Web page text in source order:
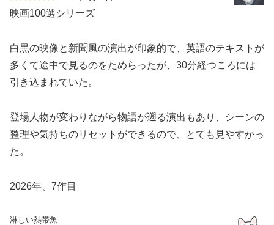
映画100選シリーズ
白黒の映像と新聞風の演出が印象的で、英語のテキストが
多くて途中で見るのをためらったが、30分経つころには
引き込まれていた。
登場人物が変わりながら物語が遡る演出もあり、シーンの
整理や気持ちのリセットができるので、とても見やすかっ
た。
2026年、7作目
淋しい熱帯魚